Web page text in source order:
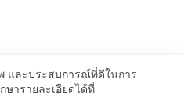
และประสบการณ์ที่ดีในการ
ารายละเอียดได้ที่